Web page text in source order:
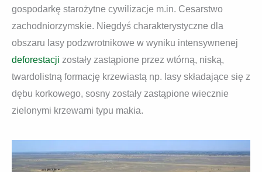
gospodarkę starożytne cywilizacje m.in. Cesarstwo
zachodniorzymskie. Niegdyś charakterystyczne dla
obszaru lasy podzwrotnikowe w wyniku intensywnenej
deforestacji zostały zastąpione przez wtórną, niską,
twardolistną formację krzewiastą np. lasy składające się z
dębu korkowego, sosny zostały zastąpione wiecznie
zielonymi krzewami typu makia.